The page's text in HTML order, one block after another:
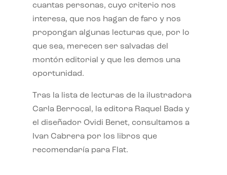
cuantas personas, cuyo criterio nos
interesa, que nos hagan de faro y nos
propongan algunas lecturas que, por lo
que sea, merecen ser salvadas del
montón editorial y que les demos una
oportunidad.
Tras la lista de lecturas de la ilustradora
Carla Berrocal, la editora Raquel Bada y
el diseñador Ovidi Benet, consultamos a
Ivan Cabrera por los libros que
recomendaría para Flat.